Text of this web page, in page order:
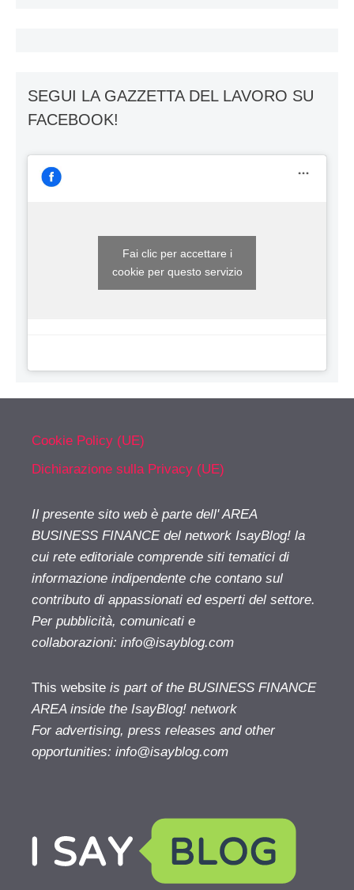
SEGUI LA GAZZETTA DEL LAVORO SU
FACEBOOK!
Fai clic per accettare i
cookie per questo servizio
Cookie Policy (UE)
Dichiarazione sulla Privacy (UE)
Il presente sito web è parte dell' AREA
BUSINESS FINANCE del network IsayBlog! la
cui rete editoriale comprende siti tematici di
informazione indipendente che contano sul
contributo di appassionati ed esperti del settore.
Per pubblicità, comunicati e
collaborazioni: info@isayblog.com
This website is part of the BUSINESS FINANCE
AREA inside the IsayBlog! network
For advertising, press releases and other
opportunities: info@isayblog.com